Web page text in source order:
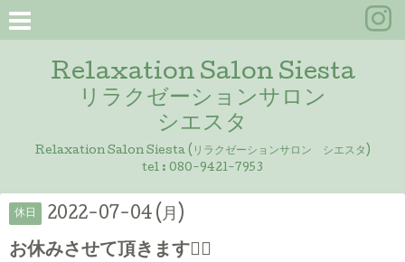
Relaxation Salon Siesta
リラクゼーションサロン
シエスタ
Relaxation Salon Siesta (リラクゼーションサロン シエスタ)
tel : 080-9421-7953
休日 2022-07-04 (月)
お休みさせて頂きます🙇‍♀️